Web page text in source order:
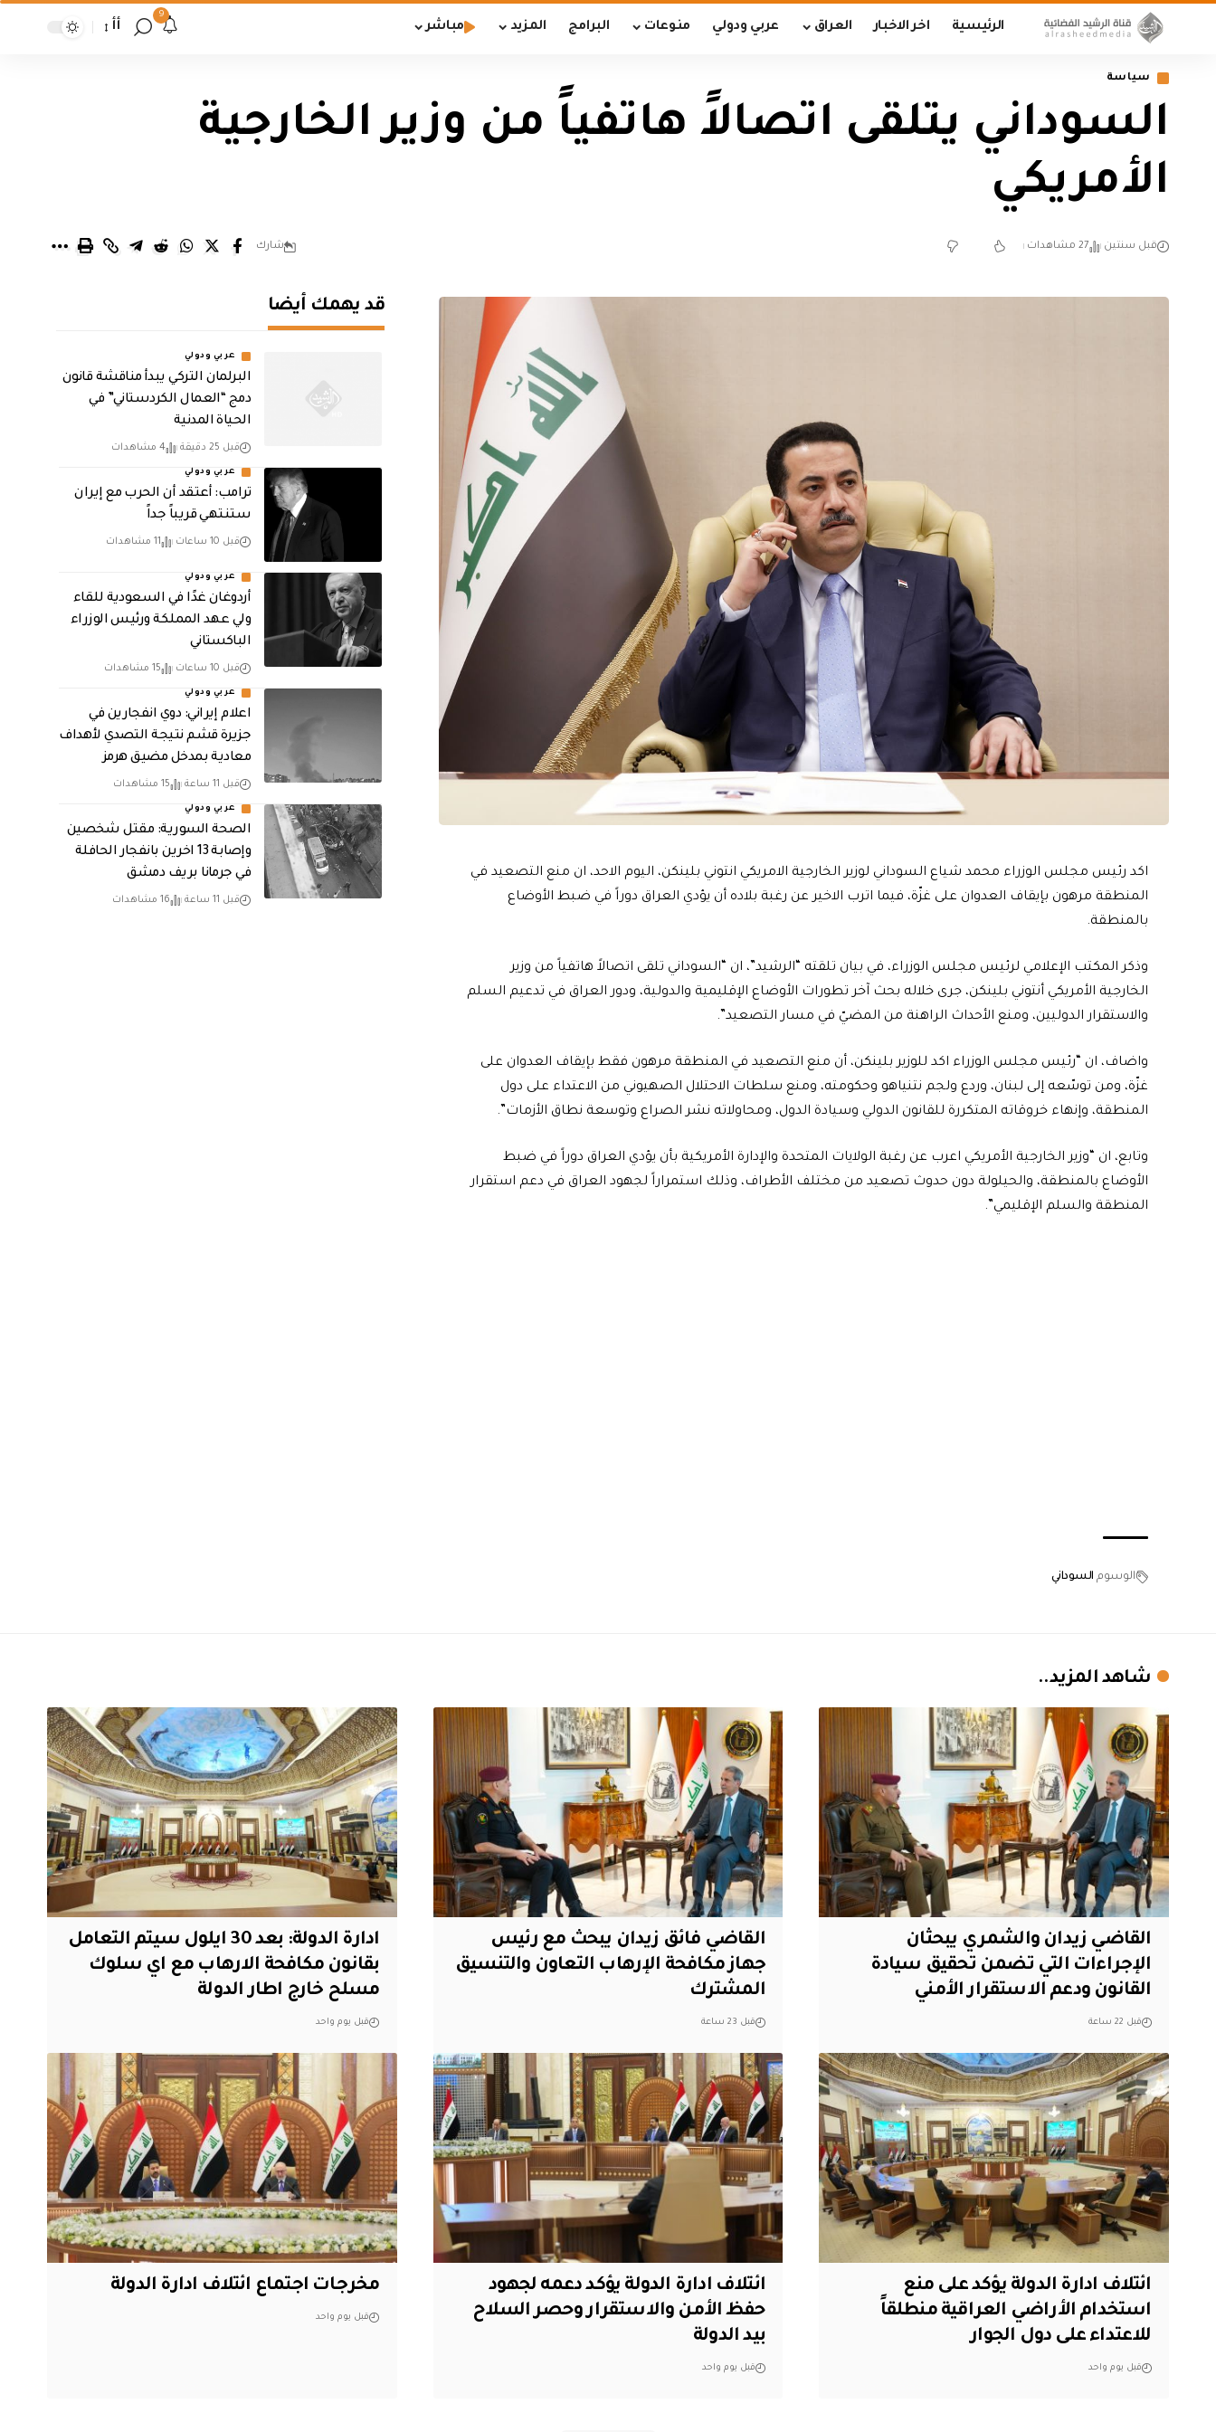
الرئيسية اخر الاخبار العراق عربي ودولي منوعات البرامج المزيد مباشر
9
أأ
سياسة
السوداني يتلقى اتصالاً هاتفياً من وزير الخارجية
الأمريكي
قبل سنتين 27 مشاهدات شارك
اكد رئيس مجلس الوزراء محمد شياع السوداني لوزير الخارجية الامريكي انتوني بلينكن، اليوم الاحد، ان منع التصعيد في
المنطقة مرهون بإيقاف العدوان على غزّة، فيما اترب الاخير عن رغبة بلاده أن يؤدي العراق دوراً في ضبط الأوضاع
بالمنطقة.
وذكر المكتب الإعلامي لرئيس مجلس الوزراء، في بيان تلقته “الرشيد”، ان “السوداني تلقى اتصالاً هاتفياً من وزير
الخارجية الأمريكي أنتوني بلينكن، جرى خلاله بحث آخر تطورات الأوضاع الإقليمية والدولية، ودور العراق في تدعيم السلم
والاستقرار الدوليين، ومنع الأحداث الراهنة من المضيّ في مسار التصعيد”.
واضاف، ان “رئيس مجلس الوزراء اكد للوزير بلينكن، أن منع التصعيد في المنطقة مرهون فقط بإيقاف العدوان على
غزّة، ومن توسّعه إلى لبنان، وردع ولجم نتنياهو وحكومته، ومنع سلطات الاحتلال الصهيوني من الاعتداء على دول
المنطقة، وإنهاء خروقاته المتكررة للقانون الدولي وسيادة الدول، ومحاولاته نشر الصراع وتوسعة نطاق الأزمات”.
وتابع، ان “وزير الخارجية الأمريكي اعرب عن رغبة الولايات المتحدة والإدارة الأمريكية بأن يؤدي العراق دوراً في ضبط
الأوضاع بالمنطقة، والحيلولة دون حدوث تصعيد من مختلف الأطراف، وذلك استمراراً لجهود العراق في دعم استقرار
المنطقة والسلم الإقليمي”.
الوسوم السوداني
قد يهمك أيضا
عربي ودولي
البرلمان التركي يبدأ مناقشة قانون
دمج “العمال الكردستاني” في
الحياة المدنية
قبل 25 دقيقة 4 مشاهدات
عربي ودولي
‏ترامب: أعتقد أن الحرب مع إيران
ستنتهي قريباً جداً
قبل 10 ساعات 11 مشاهدات
عربي ودولي
أردوغان غدًا في السعودية للقاء
ولي عهد المملكة ورئيس الوزراء
الباكستاني
قبل 10 ساعات 15 مشاهدات
عربي ودولي
اعلام إيراني: دوي انفجارين في
جزيرة قشم نتيجة التصدي لأهداف
معادية بمدخل مضيق هرمز
قبل 11 ساعة 15 مشاهدات
عربي ودولي
الصحة السورية: مقتل شخصين
وإصابة 13 اخرين بانفجار الحافلة
في جرمانا بريف دمشق
قبل 11 ساعة 16 مشاهدات
شاهد المزيد..
القاضي زيدان والشمري يبحثان
الإجراءات التي تضمن تحقيق سيادة
القانون ودعم الاستقرار الأمني
قبل 22 ساعة
القاضي فائق زيدان يبحث مع رئيس
جهاز مكافحة الإرهاب التعاون والتنسيق
المشترك
قبل 23 ساعة
ادارة الدولة: بعد 30 ايلول سيتم التعامل
بقانون مكافحة الارهاب مع اي سلوك
مسلح خارج اطار الدولة
قبل يوم واحد
ائتلاف ادارة الدولة يؤكد على منع
استخدام الأراضي العراقية منطلقاً
للاعتداء على دول الجوار
قبل يوم واحد
ائتلاف ادارة الدولة يؤكد دعمه لجهود
حفظ الأمن والاستقرار وحصر السلاح
بيد الدولة
قبل يوم واحد
مخرجات اجتماع ائتلاف ادارة الدولة
قبل يوم واحد